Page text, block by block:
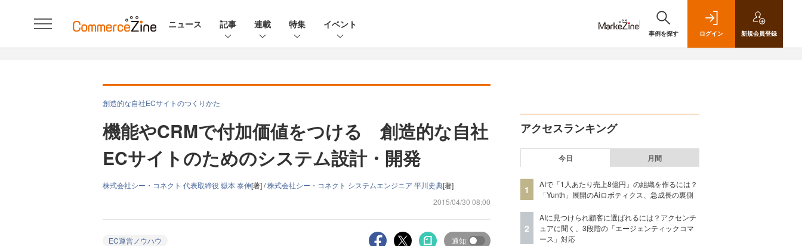
ニュース 記事 連載 特集 イベント
事例を探す ログイン 新規会員登録
創造的な自社ECサイトのつくりかた
機能やCRMで付加価値をつける 創造的な自社
ECサイトのためのシステム設計・開発
株式会社シー・コネクト 代表取締役 嶽本 泰伸[著] /株式会社シー・コネクト システムエンジニア 平川史典[著]
2015/04/30 08:00
EC運営ノウハウ 通知
アクセスランキング
今日 月間
1
AIで「1人あたり売上8億円」の組織を作るには？
「Yunth」展開のAiロボティクス、急成長の裏側
2
AIに見つけられ顧客に選ばれるには？アクセンチ
ュアに聞く、3段階の「エージェンティックコマ
ース」対応